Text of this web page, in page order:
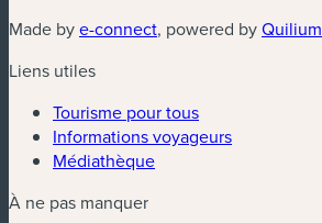
Made bye-connect(nouvelle fenêtre)
, powered byQuilium
Liens utiles
Tourisme pour tous
Informations voyageurs
Médiathèque
À ne pas manquer